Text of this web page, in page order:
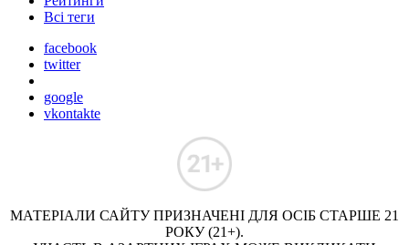
Всі теги
facebook
twitter
google
vkontakte
МАТЕРІАЛИ САЙТУ ПРИЗНАЧЕНІ ДЛЯ ОСІБ СТАРШЕ 21
РОКУ (21+).